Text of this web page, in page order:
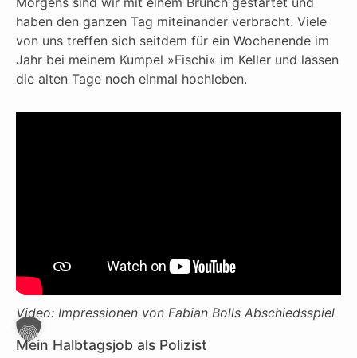
haben den ganzen Tag miteinander verbracht. Viele
von uns treffen sich seitdem für ein Wochenende im
Jahr bei meinem Kumpel »Fischi« im Keller und lassen
die alten Tage noch einmal hochleben.
Video: Impressionen von Fabian Bolls Abschiedsspiel
Mein Halbtagsjob als Polizist